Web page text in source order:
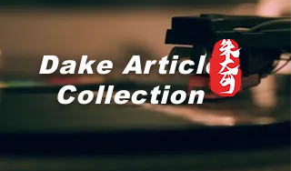
​Dake Article
Collection